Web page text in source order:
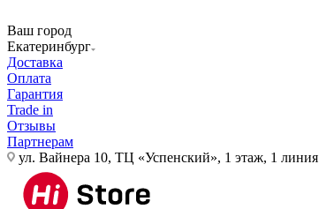
Ваш город
Екатеринбург
Доставка
Оплата
Гарантия
Trade in
Отзывы
Партнерам
ул. Вайнера 10, ТЦ «Успенский», 1 этаж, 1 линия